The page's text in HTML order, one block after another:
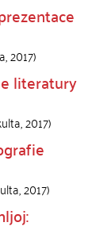
,2017)
literatury
,2017)
,2017)